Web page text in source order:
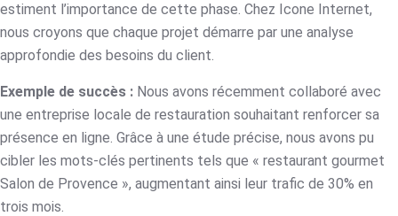
estiment l’importance de cette phase. Chez Icone Internet,
nous croyons que chaque projet démarre par une analyse
approfondie des besoins du client.
Exemple de succès : Nous avons récemment collaboré avec
une entreprise locale de restauration souhaitant renforcer sa
présence en ligne. Grâce à une étude précise, nous avons pu
cibler les mots-clés pertinents tels que « restaurant gourmet
Salon de Provence », augmentant ainsi leur trafic de 30% en
trois mois.